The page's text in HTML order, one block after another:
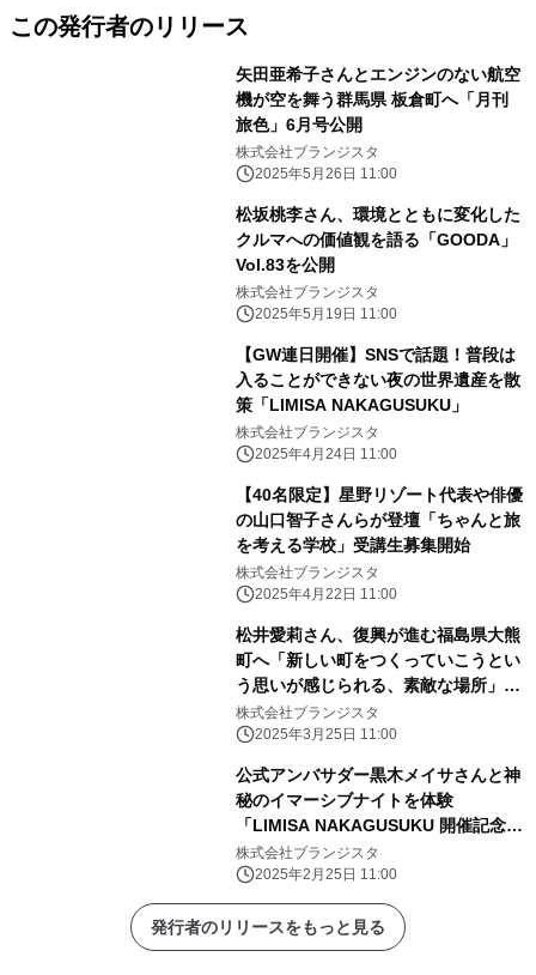
この発行者のリリース
矢田亜希子さんとエンジンのない航空
機が空を舞う群馬県 板倉町へ「月刊
旅色」6月号公開
株式会社ブランジスタ
2025年5月26日 11:00
松坂桃李さん、環境とともに変化した
クルマへの価値観を語る「GOODA」
Vol.83を公開
株式会社ブランジスタ
2025年5月19日 11:00
【GW連日開催】SNSで話題！普段は
入ることができない夜の世界遺産を散
策「LIMISA NAKAGUSUKU」
株式会社ブランジスタ
2025年4月24日 11:00
【40名限定】星野リゾート代表や俳優
の山口智子さんらが登壇「ちゃんと旅
を考える学校」受講生募集開始
株式会社ブランジスタ
2025年4月22日 11:00
松井愛莉さん、復興が進む福島県大熊
町へ「新しい町をつくっていこうとい
う思いが感じられる、素敵な場所」
「月刊 旅色」4月号公開
株式会社ブランジスタ
2025年3月25日 11:00
公式アンバサダー黒木メイサさんと神
秘のイマーシブナイトを体験
「LIMISA NAKAGUSUKU 開催記念レ
セプション」実施レポート
株式会社ブランジスタ
2025年2月25日 11:00
発行者のリリースをもっと見る